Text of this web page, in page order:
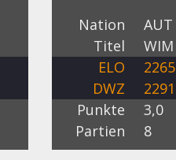
Nation
AUT
Titel
WIM
ELO
2265
DWZ
2291
Punkte
3,0
Partien
8